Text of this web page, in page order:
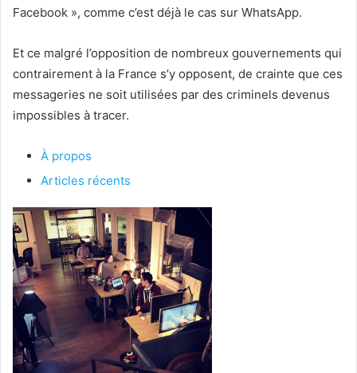
Facebook », comme c’est déjà le cas sur WhatsApp.
Et ce malgré l’opposition de nombreux gouvernements qui
contrairement à la France s’y opposent, de crainte que ces
messageries ne soit utilisées par des criminels devenus
impossibles à tracer.
À propos
Articles récents